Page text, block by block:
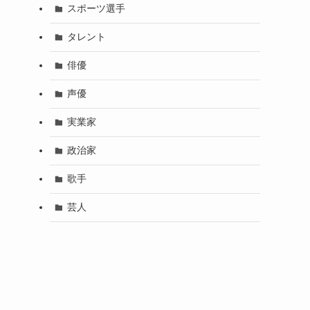
スポーツ選手
タレント
俳優
声優
実業家
政治家
歌手
芸人